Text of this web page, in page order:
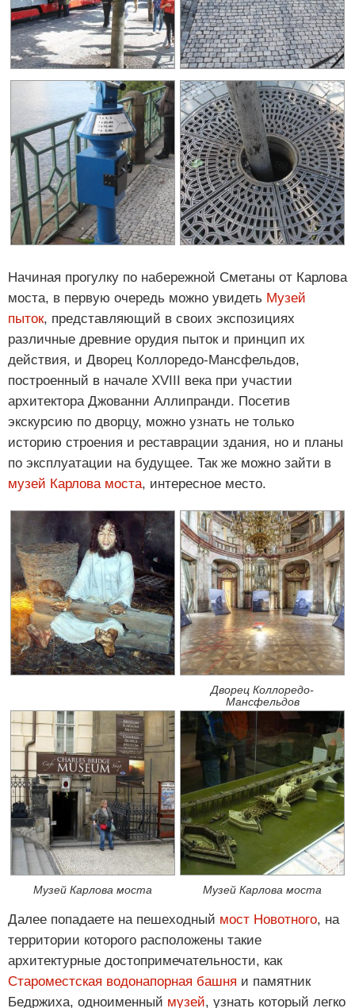
Начиная прогулку по набережной Сметаны от Карлова
моста, в первую очередь можно увидеть Музей
пыток, представляющий в своих экспозициях
различные древние орудия пыток и принцип их
действия, и Дворец Коллоредо-Мансфельдов,
построенный в начале XVIII века при участии
архитектора Джованни Аллипранди. Посетив
экскурсию по дворцу, можно узнать не только
историю строения и реставрации здания, но и планы
по эксплуатации на будущее. Так же можно зайти в
музей Карлова моста, интересное место.
Дворец Коллоредо-
Мансфельдов
Музей Карлова моста Музей Карлова моста
Далее попадаете на пешеходный мост Новотного, на
территории которого расположены такие
архитектурные достопримечательности, как
Староместская водонапорная башня и памятник
Бедржиха, одноименный музей, узнать который легко